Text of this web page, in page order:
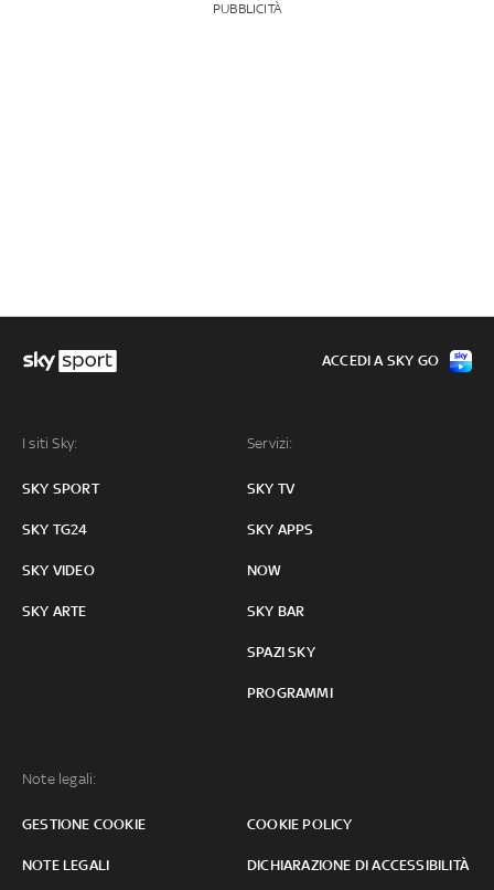
PUBBLICITÀ
I siti Sky:
SKY SPORT
SKY TG24
SKY VIDEO
SKY ARTE
Servizi:
SKY TV
SKY APPS
NOW
SKY BAR
SPAZI SKY
PROGRAMMI
Note legali:
GESTIONE COOKIE COOKIE POLICY
NOTE LEGALI DICHIARAZIONE DI ACCESSIBILITÀ
ACCEDI A SKY GO